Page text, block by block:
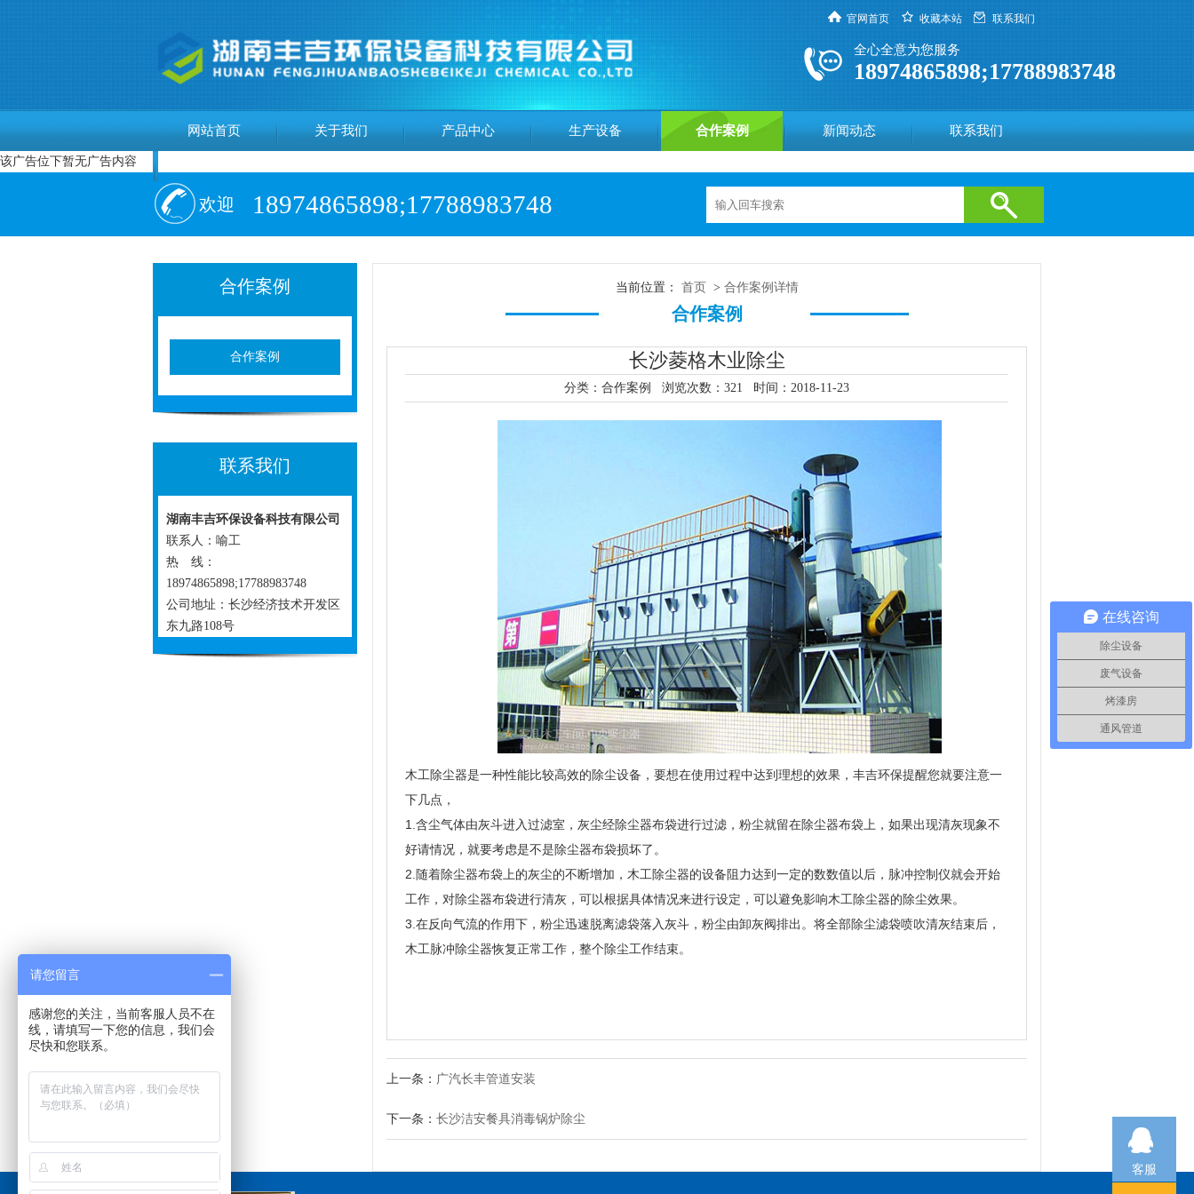
官网首页 收藏本站 联系我们
全心全意为您服务
18974865898;17788983748
网站首页 关于我们 产品中心 生产设备 合作案例 新闻动态 联系我们
该广告位下暂无广告内容
18974865898;17788983748
欢迎
来电咨询！
合作案例
合作案例
联系我们
湖南丰吉环保设备科技有限公司
联系人：喻工
热 线：
18974865898;17788983748
公司地址：长沙经济技术开发区
东九路108号
当前位置： 首页 > 合作案例 详情
合作案例
长沙菱格木业除尘
分类：合作案例 浏览次数： 321 时间：2018-11-23
木工除尘器是一种性能比较高效的除尘设备，要想在使用过程中达到理想的效果，丰吉环保提醒您就要注意一
下几点，
1.含尘气体由灰斗进入过滤室，灰尘经除尘器布袋进行过滤，粉尘就留在除尘器布袋上，如果出现清灰现象不
好请情况，就要考虑是不是除尘器布袋损坏了。
2.随着除尘器布袋上的灰尘的不断增加，木工除尘器的设备阻力达到一定的数数值以后，脉冲控制仪就会开始
工作，对除尘器布袋进行清灰，可以根据具体情况来进行设定，可以避免影响木工除尘器的除尘效果。
3.在反向气流的作用下，粉尘迅速脱离滤袋落入灰斗，粉尘由卸灰阀排出。将全部除尘滤袋喷吹清灰结束后，
木工脉冲除尘器恢复正常工作，整个除尘工作结束。
上一条： 广汽长丰管道安装
下一条： 长沙洁安餐具消毒锅炉除尘
客服
在线咨询
除尘设备
废气设备
烤漆房
通风管道
请您留言
感谢您的关注，当前客服人员不在
线，请填写一下您的信息，我们会
尽快和您联系。